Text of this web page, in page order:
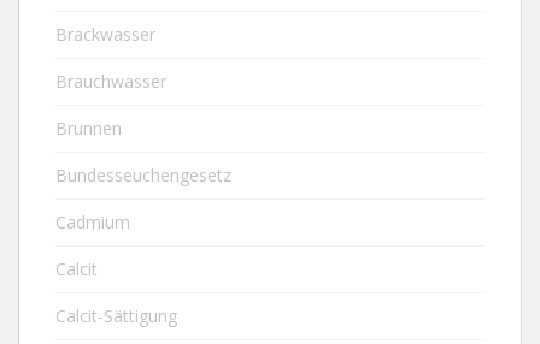
Brackwasser
Brauchwasser
Brunnen
Bundesseuchengesetz
Cadmium
Calcit
Calcit-Sättigung